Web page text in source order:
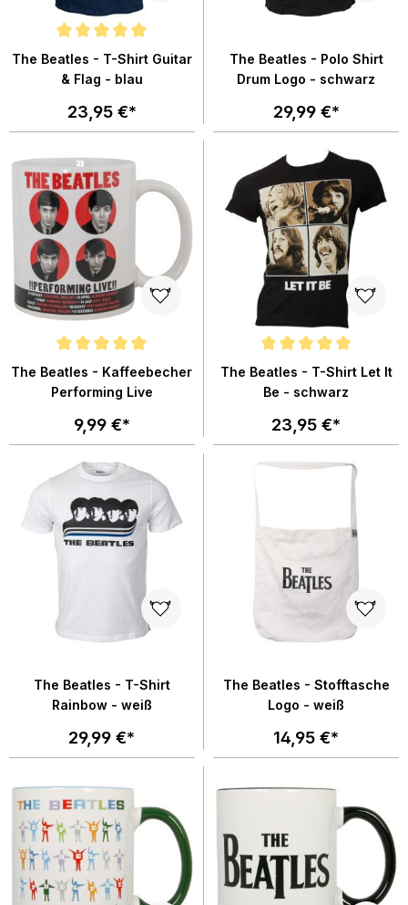
Durchschnittliche Bewertung von 5 von 5 Sternen
The Beatles - T-Shirt Guitar
& Flag - blau
23,95 €*
The Beatles - Polo Shirt
Drum Logo - schwarz
29,99 €*
Durchschnittliche Bewertung von 5 von 5 Sternen
The Beatles - Kaffeebecher
Performing Live
9,99 €*
Durchschnittliche Bewertung
The Beatles - T-Shirt Let It
Be - schwarz
23,95 €*
The Beatles - T-Shirt
Rainbow - weiß
29,99 €*
The Beatles - Stofftasche
Logo - weiß
14,95 €*